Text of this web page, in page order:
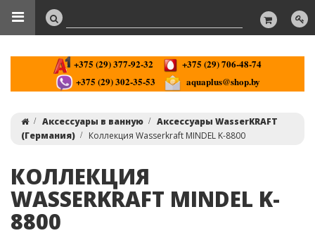
+375 (29) 377-92-32
+375 (29) 706-48-74
+375 (29) 302-35-53
aquaplus@shop.by
Аксессуары в ванную
Аксессуары WasserKRAFT
(Германия)
Коллекция Wasserkraft MINDEL K-8800
КОЛЛЕКЦИЯ
WASSERKRAFT MINDEL K-
8800